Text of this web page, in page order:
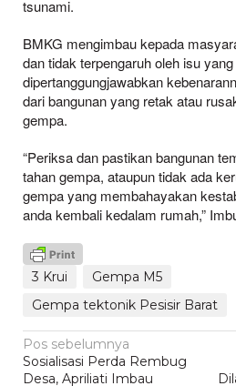
tsunami.
BMKG mengimbau kepada
dan tidak terpengaruh oleh isu
dipertanggungjawabkan
dari bangunan yang retak atau
gempa.
“Periksa dan pastikan bangunan
tahan gempa, ataupun tidak ada
gempa yang membahayakan
anda kembali kedalam rumah,”
3 Krui
Gempa M5
Gempa tektonik Pesisir Barat
Navigasi
pos
Pos sebelumnya
Sosialisasi Perda Rembug
Desa, Apriliati Imbau